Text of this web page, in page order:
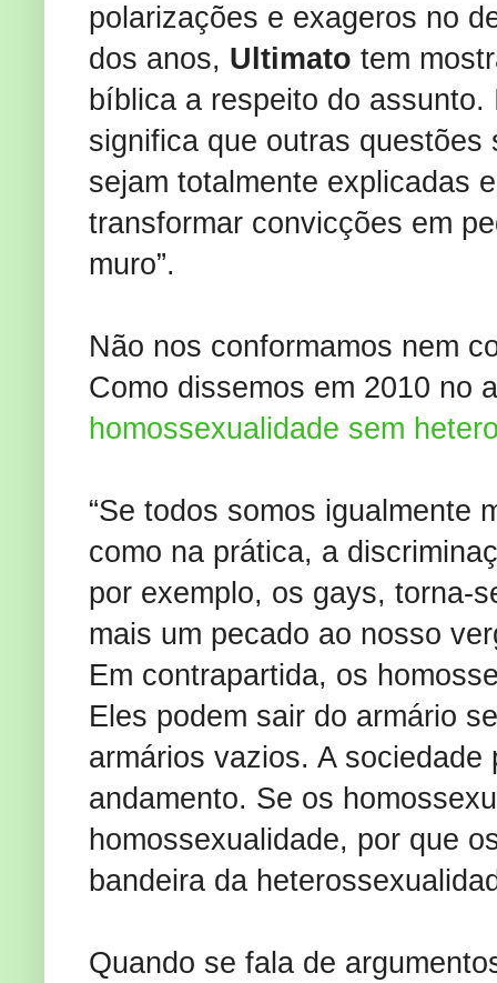
polarizações e exageros no
dos anos, Ultimato tem
bíblica a respeito do
significa que outras
sejam totalmente explicadas
transformar convicções em
muro”.
Não nos conformamos nem
Como dissemos em 2010 no
homossexualidade sem
“Se todos somos igualmente
como na prática, a
por exemplo, os gays, torna-
mais um pecado ao nosso
Em contrapartida, os
Eles podem sair do armário
armários vazios. A
andamento. Se os
homossexualidade, por que
bandeira da
Quando se fala de